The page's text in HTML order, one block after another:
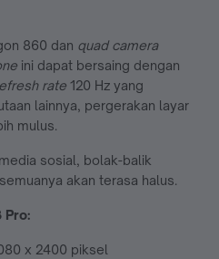
860 dan quad camera
ini dapat bersaing dengan
rate 120 Hz yang
lainnya, pergerakan layar
mulus.
media sosial, bolak-balik
semuanya akan terasa halus.
Pro:
x 2400 piksel